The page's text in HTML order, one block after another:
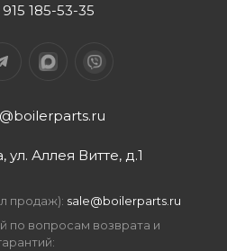
915 185-53-35
ул. Аллея Витте, д.1
продаж): sale@boilerparts.ru
вопросам возврата и